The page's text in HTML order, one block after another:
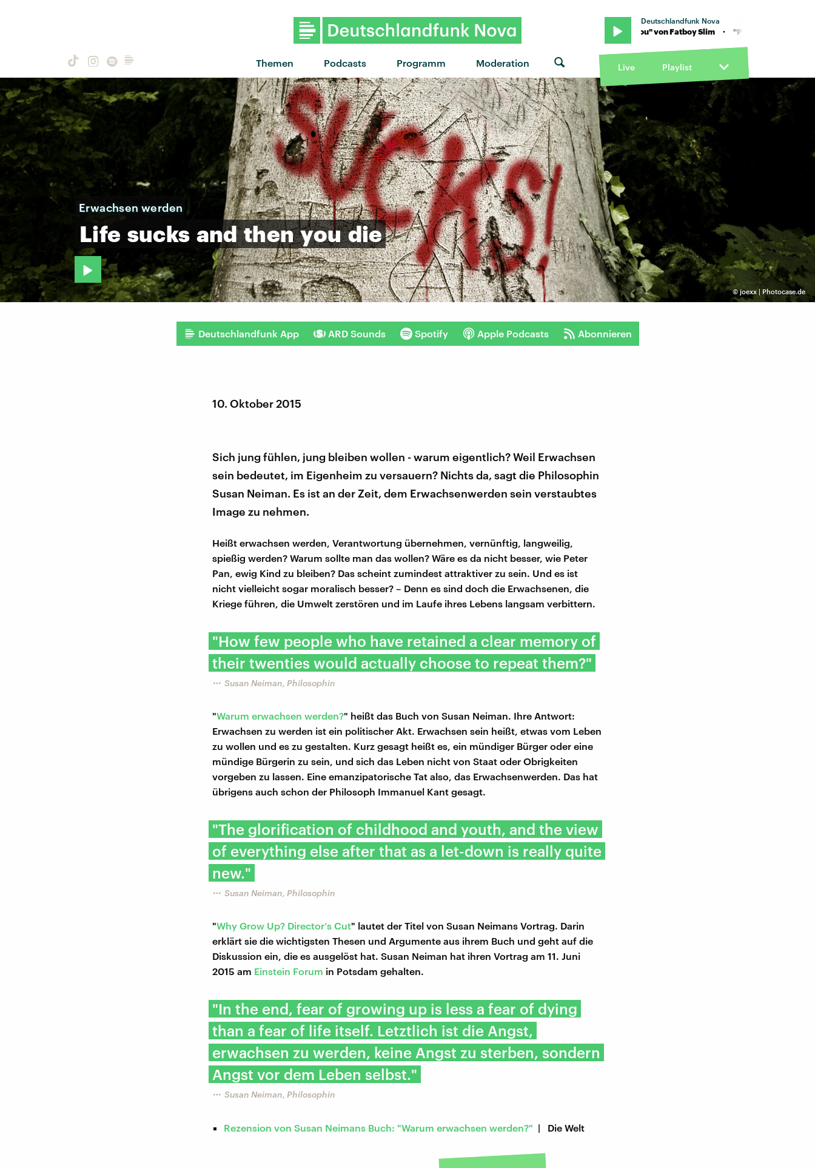
Themen Podcasts Programm Moderation
Deutschlandfunk Nova
"Praise You" von Fatboy Slim · "Praise You" von Fatboy Slim · "Praise You" von Fatboy Slim
Live Playlist
©joexx | Photocase.de
​Erwachsen werden
Life sucks and then you die
Deutschlandfunk App ARD Sounds Spotify Apple Podcasts Abonnieren
10. Oktober 2015
Sich jung fühlen, jung bleiben wollen - warum eigentlich? Weil Erwachsen
sein bedeutet, im Eigenheim zu versauern? Nichts da, sagt die Philosophin
Susan Neiman. Es ist an der Zeit, dem Erwachsenwerden sein verstaubtes
Image zu nehmen.
Heißt erwachsen werden, Verantwortung übernehmen, vernünftig, langweilig,
spießig werden? Warum sollte man das wollen? Wäre es da nicht besser, wie Peter
Pan, ewig Kind zu bleiben? Das scheint zumindest attraktiver zu sein. Und es ist
nicht vielleicht sogar moralisch besser? – Denn es sind doch die Erwachsenen, die
Kriege führen, die Umwelt zerstören und im Laufe ihres Lebens langsam verbittern.
"How few people who have retained a clear memory of
their twenties would actually choose to repeat them?"
Susan Neiman, Philosophin
"Warum erwachsen werden?" heißt das Buch von Susan Neiman. Ihre Antwort:
Erwachsen zu werden ist ein politischer Akt. Erwachsen sein heißt, etwas vom Leben
zu wollen und es zu gestalten. Kurz gesagt heißt es, ein mündiger Bürger oder eine
mündige Bürgerin zu sein, und sich das Leben nicht von Staat oder Obrigkeiten
vorgeben zu lassen. Eine emanzipatorische Tat also, das Erwachsenwerden. Das hat
übrigens auch schon der Philosoph Immanuel Kant gesagt.
"The glorification of childhood and youth, and the view
of everything else after that as a let-down is really quite
new."
Susan Neiman, Philosophin
"Why Grow Up? Director’s Cut" lautet der Titel von Susan Neimans Vortrag. Darin
erklärt sie die wichtigsten Thesen und Argumente aus ihrem Buch und geht auf die
Diskussion ein, die es ausgelöst hat. Susan Neiman hat ihren Vortrag am 11. Juni
2015 am Einstein Forum in Potsdam gehalten.
"In the end, fear of growing up is less a fear of dying
than a fear of life itself. Letztlich ist die Angst,
erwachsen zu werden, keine Angst zu sterben, sondern
Angst vor dem Leben selbst."
Susan Neiman, Philosophin
Rezension von Susan Neimans Buch: "Warum erwachsen werden?" | Die Welt